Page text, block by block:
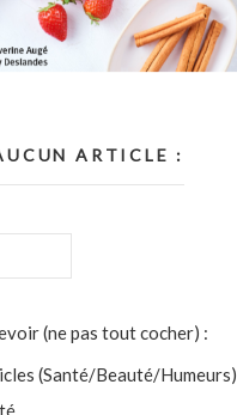
ARTICLE :
(ne pas tout cocher) :
(Santé/Beauté/Humeurs)